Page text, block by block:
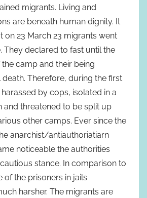
migrants. Living and
are beneath human dignity. It
on 23 March 23 migrants went
They declared to fast until the
camp and their being
Therefore, during the first
by cops, isolated in a
and threatened to be split up
other camps. Ever since the
anarchist/antiauthoriatiarn
noticeable the authorities
stance. In comparison to
of the prisoners in jails
harsher. The migrants are